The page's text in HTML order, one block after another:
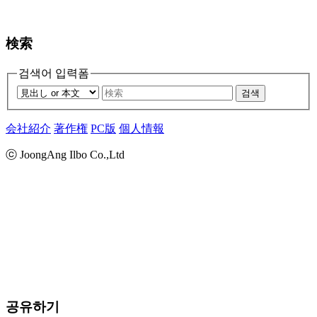
検索
검색어 입력폼
검색
会社紹介 著作権 PC版 個人情報
ⓒ JoongAng Ilbo Co.,Ltd
공유하기